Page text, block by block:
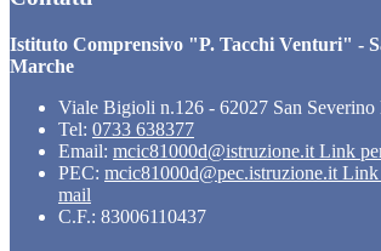
Istituto Comprensivo "P. Tacchi Venturi" -
Marche
Viale Bigioli n.126 - 62027 San
Tel: 0733 638377
Email: mcic81000d@istruzione.it Link
PEC: mcic81000d@pec.istruzione.it Link
mail
C.F.: 83006110437